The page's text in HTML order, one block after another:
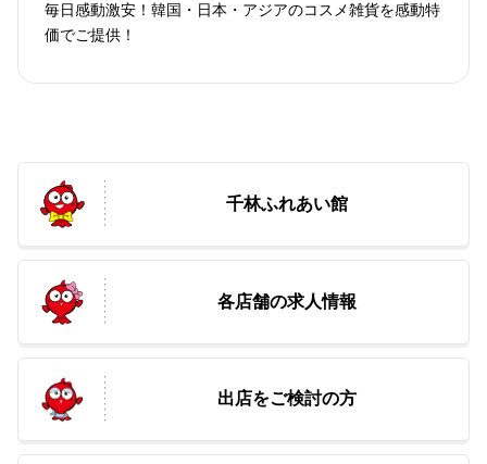
毎日感動激安！韓国・日本・アジアのコスメ雑貨を感動特
価でご提供！
千林ふれあい館
各店舗の求人情報
出店をご検討の方